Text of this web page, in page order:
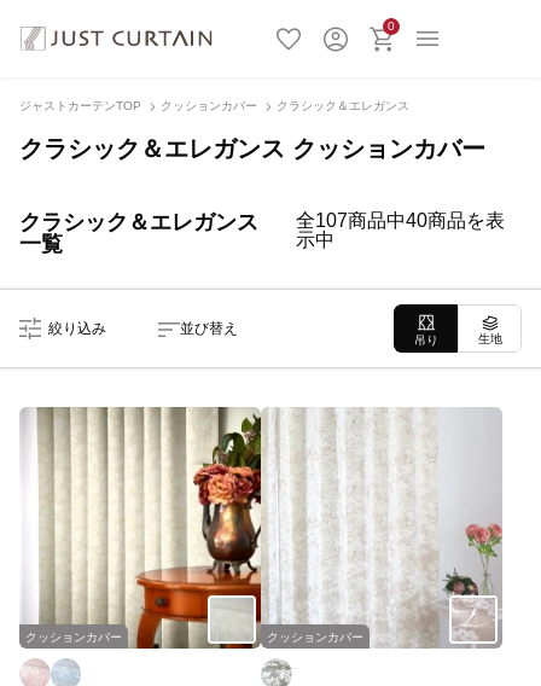
0
ジャストカーテンTOP クッションカバー クラシック＆エレガンス
クラシック＆エレガンス クッションカバー
クラシック＆エレガンス
一覧
全107商品中40商品を表
示中
絞り込み 並び替え
吊り 生地
クッションカバー クッションカバー